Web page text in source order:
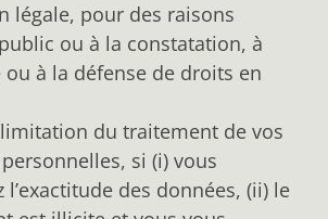
légale, pour des raisons
ou à la constatation, à
ou à la défense de droits en
du traitement de vos
si (i) vous
l’exactitude des données, (ii) le